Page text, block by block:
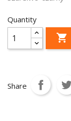
Quantity

Share